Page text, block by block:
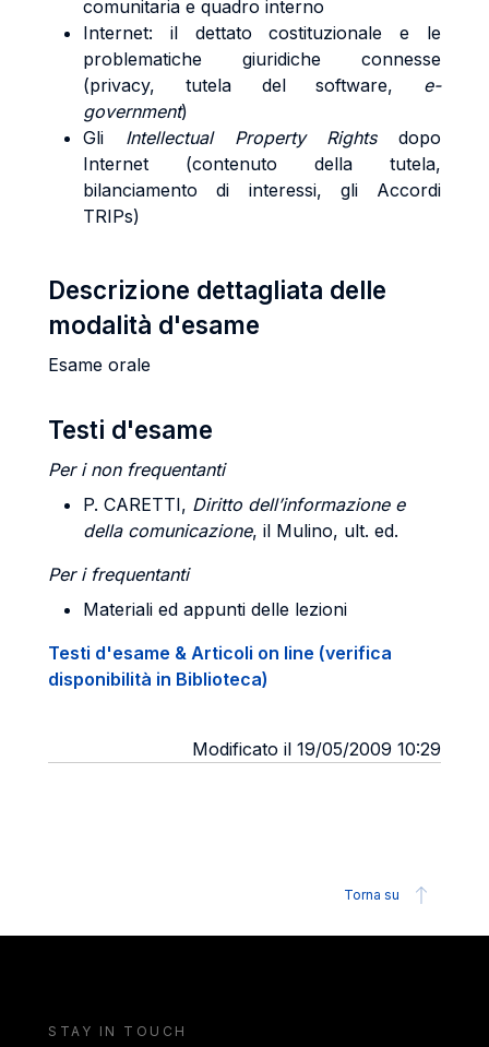
comunitaria e quadro interno
Internet: il dettato costituzionale e le
problematiche giuridiche connesse
(privacy, tutela del software, e-
government)
Gli Intellectual Property Rights dopo
Internet (contenuto della tutela,
bilanciamento di interessi, gli Accordi
TRIPs)
Descrizione dettagliata delle
modalità d'esame
Esame orale
Testi d'esame
Per i non frequentanti
P. CARETTI, Diritto dell’informazione e
della comunicazione, il Mulino, ult. ed.
Per i frequentanti
Materiali ed appunti delle lezioni
Testi d'esame & Articoli on line (verifica
disponibilità in Biblioteca)
Modificato il 19/05/2009 10:29
Torna su
STAY IN TOUCH